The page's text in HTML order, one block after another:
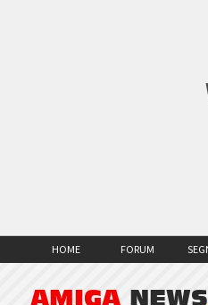
HOME FORUM
AMIGA NEWS